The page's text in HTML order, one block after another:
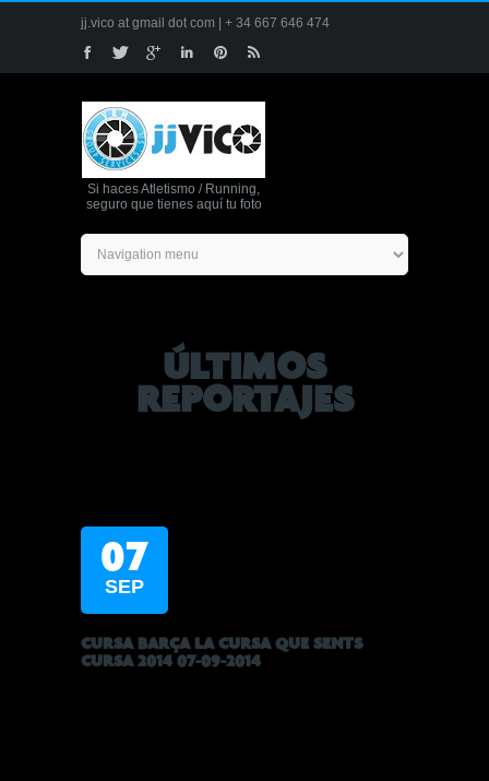
jj.vico at gmail dot com | + 34 667 646 474
Si haces Atletismo / Running,
seguro que tienes aquí tu foto
ÚLTIMOS
REPORTAJES
07
SEP
CURSA BARÇA LA CURSA QUE SENTS
CURSA 2014 07-09-2014